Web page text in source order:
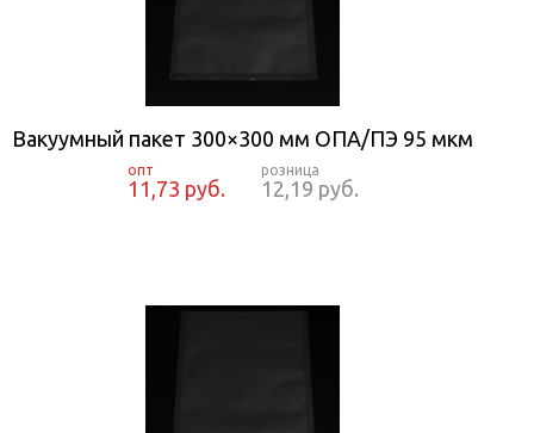
Вакуумный пакет 300×300 мм ОПА/ПЭ 95 мкм
11,73 руб. 12,19 руб.